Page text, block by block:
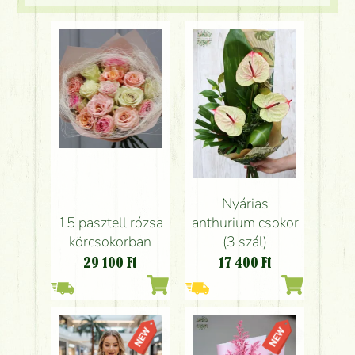
15 pasztell rózsa
körcsokorban
29 100 Ft
Nyárias
anthurium csokor
(3 szál)
17 400 Ft